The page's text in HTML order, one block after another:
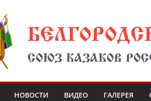
СОЮЗ КАЗАКОВ
НОВОСТИ ВИДЕО ГАЛЕРЕЯ